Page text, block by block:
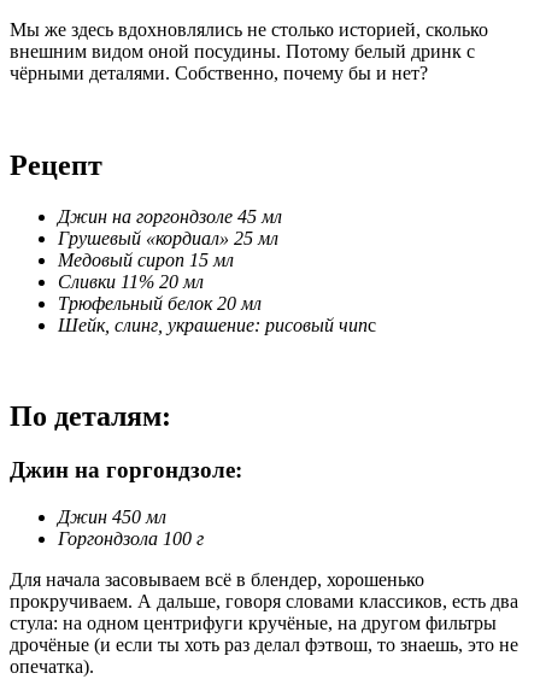
Мы же здесь вдохновлялись не столько историей, сколько
внешним видом оной посудины. Потому белый дринк с
чёрными деталями. Собственно, почему бы и нет?
Рецепт
Джин на горгондзоле 45 мл
Грушевый «кордиал» 25 мл
Медовый сироп 15 мл
Сливки 11% 20 мл
Трюфельный белок 20 мл
Шейк, слинг, украшение: рисовый чипс
По деталям:
Джин на горгондзоле:
Джин 450 мл
Горгондзола 100 г
Для начала засовываем всё в блендер, хорошенько
прокручиваем. А дальше, говоря словами классиков, есть два
стула: на одном центрифуги кручёные, на другом фильтры
дрочёные (и если ты хоть раз делал фэтвош, то знаешь, это не
опечатка).